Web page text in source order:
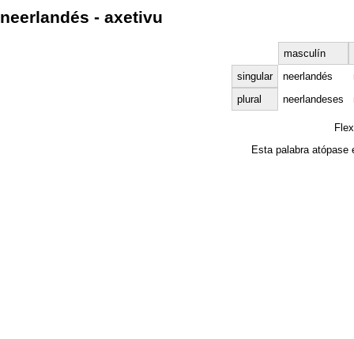
neerlandés - axetivu
masculín
singular
neerlandés
plural
neerlandeses
Esta palabra atópase